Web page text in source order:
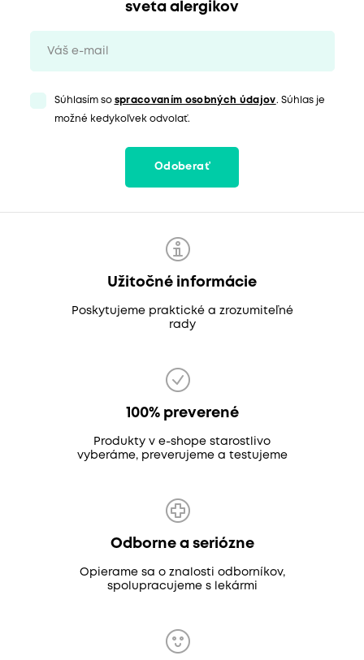
sveta alergikov
Súhlasím so spracovaním osobných údajov. Súhlas je
možné kedykoľvek odvolať.
Odoberať
Užitočné informácie
Poskytujeme praktické a zrozumiteľné
rady
100% preverené
Produkty v e-shope starostlivo
vyberáme, preverujeme a testujeme
Odborne a seriózne
Opierame sa o znalosti odborníkov,
spolupracujeme s lekármi